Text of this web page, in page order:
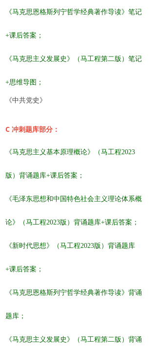
《马克思恩格斯列宁哲学经典著作导读》笔记
+课后答案；
《马克思主义发展史》 （马工程第二 版） 笔记
+思维导图；
《中共党史》
C 冲刺题库部分：
《马克思主义基本原理概论》（马工程2023
版）背诵题库+课后答案；
《毛泽东思想和中国特色社会主义理论体系概
论》 （马工程2023版） 背诵题库+课后答案；
《新时代思想》 （马工程2023版）背诵题库
+课后答案；
《马克思恩格斯列宁哲学经典著作导读》背诵
题库；
《马克思主义发展史》 （马工程第二 版） 背诵